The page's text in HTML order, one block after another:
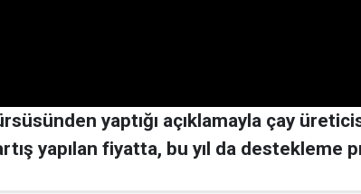
yaptığı açıklamayla çay
yapılan fiyatta, bu yıl da destekleme